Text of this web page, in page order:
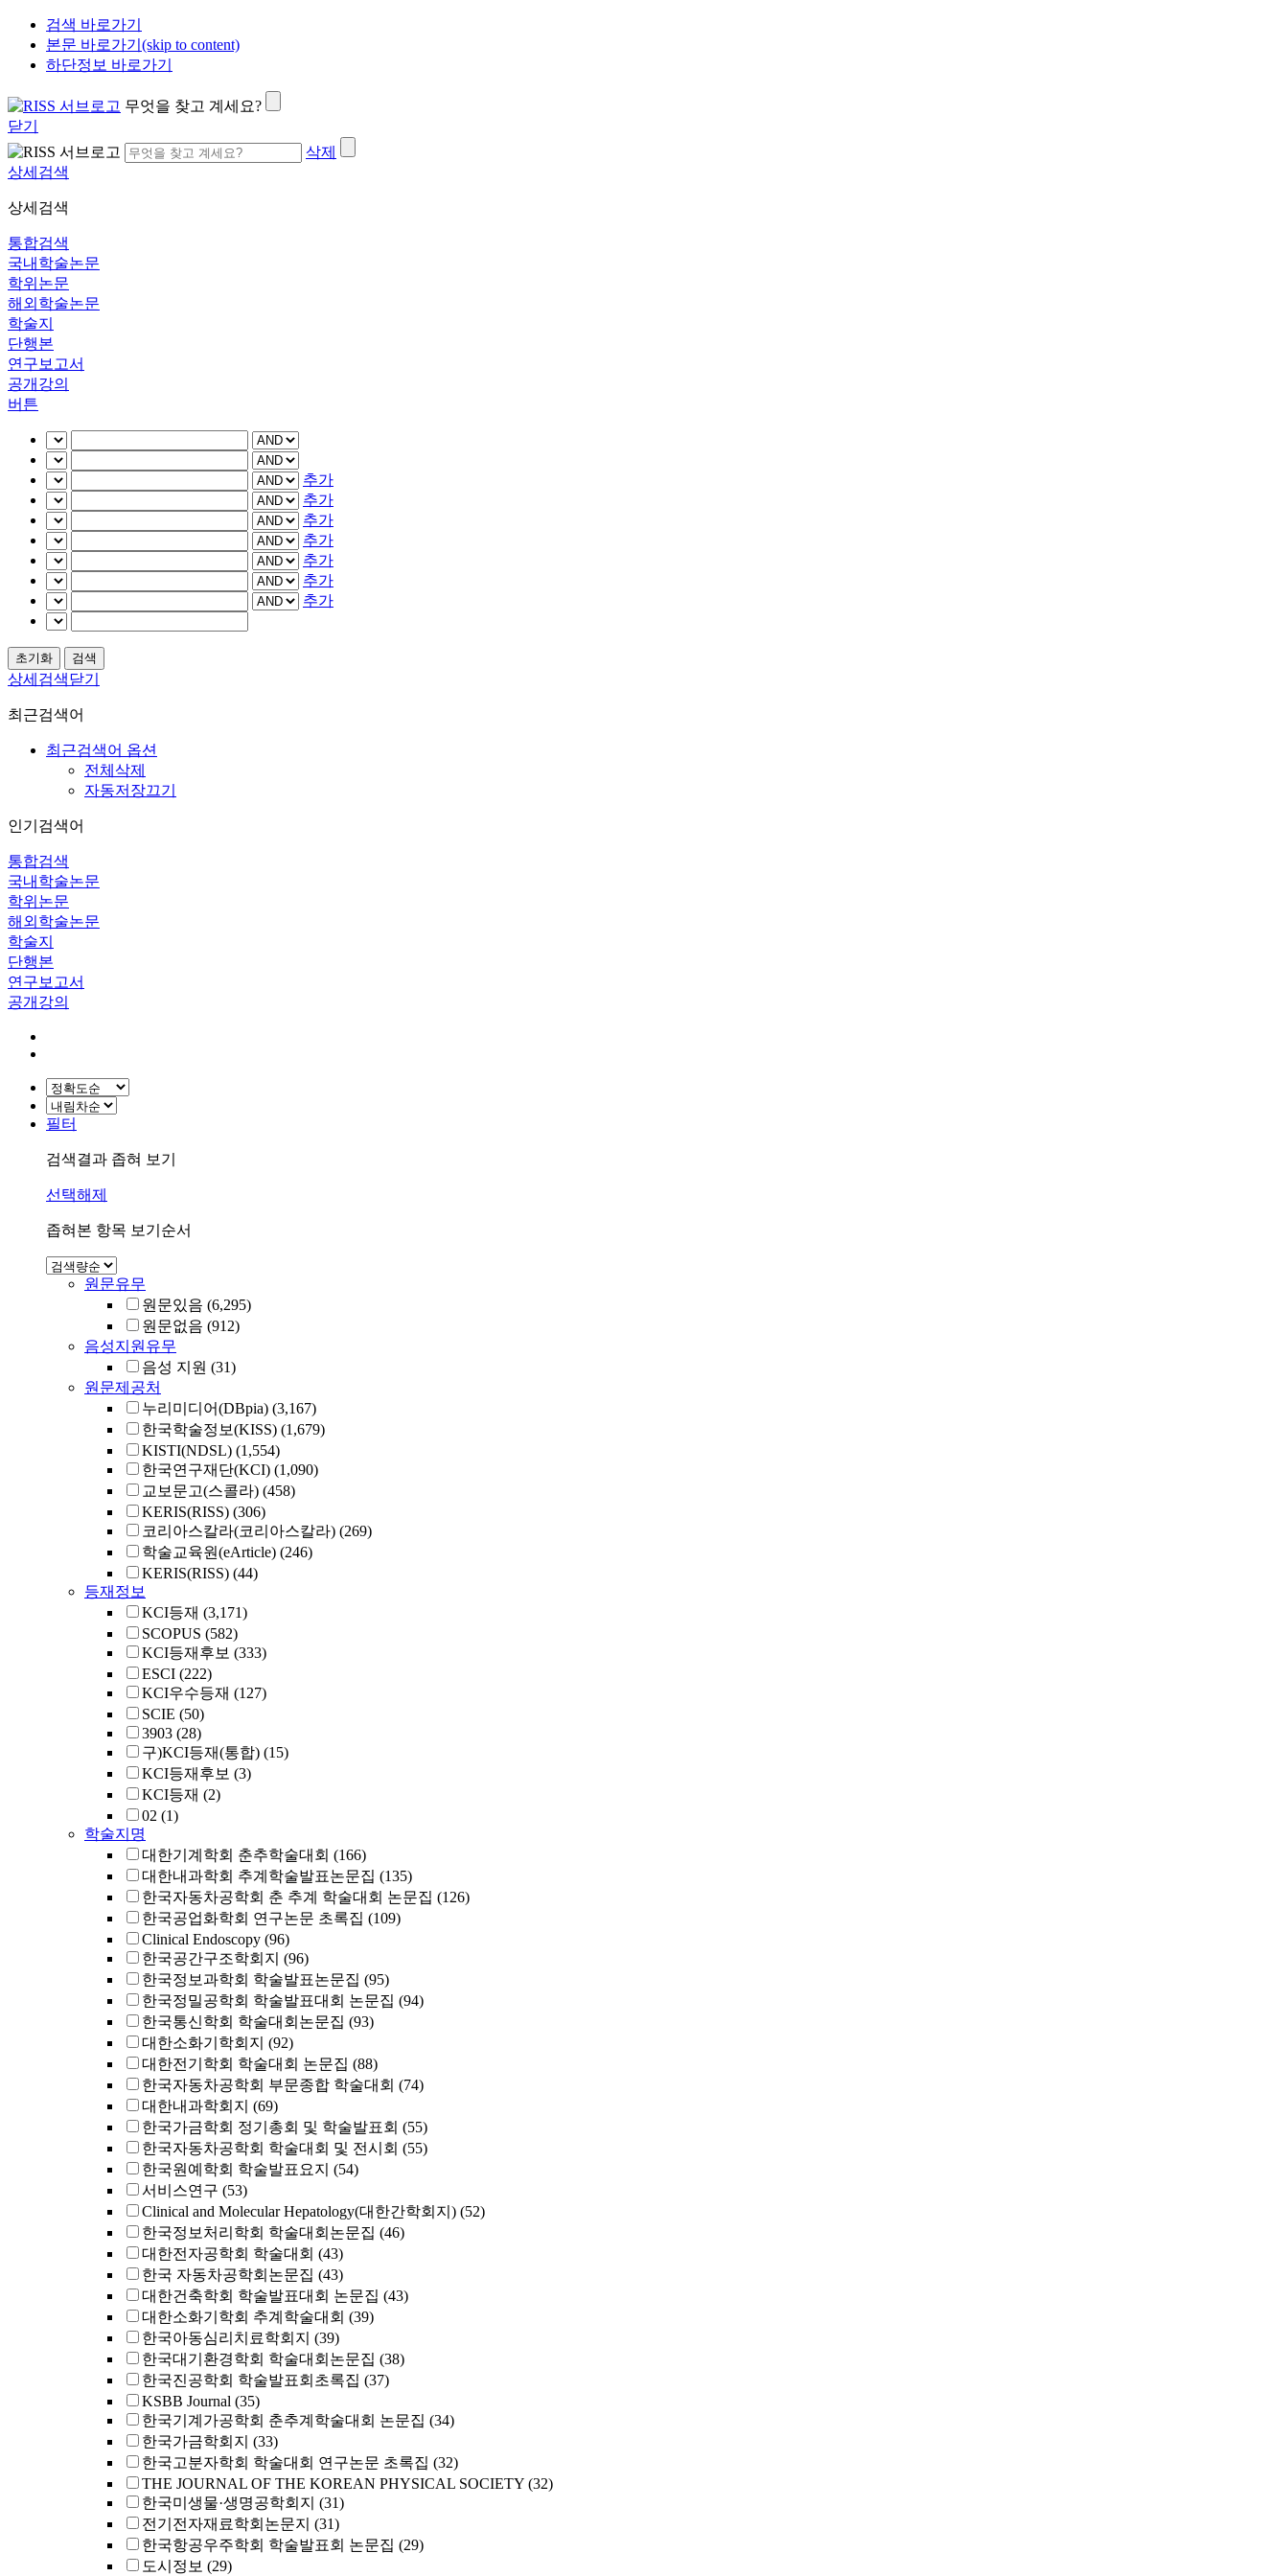
검색 바로가기
본문 바로가기(skip to content)
하단정보 바로가기
무엇을 찾고 계세요?
닫기
삭제
상세검색
상세검색
통합검색
국내학술논문
학위논문
해외학술논문
학술지
단행본
연구보고서
공개강의
버튼
추가
추가
추가
추가
추가
추가
추가
상세검색닫기
최근검색어
최근검색어 옵션
전체삭제
자동저장끄기
인기검색어
통합검색
국내학술논문
학위논문
해외학술논문
학술지
단행본
연구보고서
공개강의
필터
검색결과 좁혀 보기
선택해제
좁혀본 항목 보기순서
원문유무
원문있음 (6,295)
원문없음 (912)
음성지원유무
음성 지원 (31)
원문제공처
누리미디어(DBpia) (3,167)
한국학술정보(KISS) (1,679)
KISTI(NDSL) (1,554)
한국연구재단(KCI) (1,090)
교보문고(스콜라) (458)
KERIS(RISS) (306)
코리아스칼라(코리아스칼라) (269)
학술교육원(eArticle) (246)
KERIS(RISS) (44)
등재정보
KCI등재 (3,171)
SCOPUS (582)
KCI등재후보 (333)
ESCI (222)
KCI우수등재 (127)
SCIE (50)
3903 (28)
구)KCI등재(통합) (15)
KCI등재후보 (3)
KCI등재 (2)
02 (1)
학술지명
대한기계학회 춘추학술대회 (166)
대한내과학회 추계학술발표논문집 (135)
한국자동차공학회 춘 추계 학술대회 논문집 (126)
한국공업화학회 연구논문 초록집 (109)
Clinical Endoscopy (96)
한국공간구조학회지 (96)
한국정보과학회 학술발표논문집 (95)
한국정밀공학회 학술발표대회 논문집 (94)
한국통신학회 학술대회논문집 (93)
대한소화기학회지 (92)
대한전기학회 학술대회 논문집 (88)
한국자동차공학회 부문종합 학술대회 (74)
대한내과학회지 (69)
한국가금학회 정기총회 및 학술발표회 (55)
한국자동차공학회 학술대회 및 전시회 (55)
한국원예학회 학술발표요지 (54)
서비스연구 (53)
Clinical and Molecular Hepatology(대한간학회지) (52)
한국정보처리학회 학술대회논문집 (46)
대한전자공학회 학술대회 (43)
한국 자동차공학회논문집 (43)
대한건축학회 학술발표대회 논문집 (43)
대한소화기학회 추계학술대회 (39)
한국아동심리치료학회지 (39)
한국대기환경학회 학술대회논문집 (38)
한국진공학회 학술발표회초록집 (37)
KSBB Journal (35)
한국기계가공학회 춘추계학술대회 논문집 (34)
한국가금학회지 (33)
한국고분자학회 학술대회 연구논문 초록집 (32)
THE JOURNAL OF THE KOREAN PHYSICAL SOCIETY (32)
한국미생물·생명공학회지 (31)
전기전자재료학회논문지 (31)
한국항공우주학회 학술발표회 논문집 (29)
도시정보 (29)